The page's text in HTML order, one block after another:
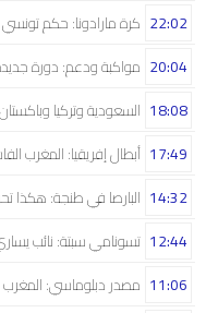
كرة مارادونا: حكم 22:02
مواكبة ودعم: دورة 20:04
السعودية وتركيا 18:08
أبطال إفريقيا: المغرب 17:49
البارصا في طنجة: هكذا 14:32
تسونامي سبتة: نائب يساري 12:44
مصدر دبلوماسي: المغرب 11:06